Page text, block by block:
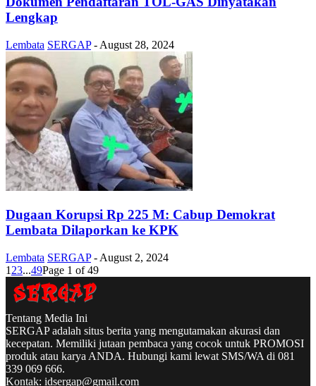
Lengkap
Lembata SERGAP - August 28, 2024
Dugaan Korupsi Rp 225 M: Cabup Demokrat
Lembata Dilaporkan ke KPK
Lembata SERGAP - August 2, 2024
1 23...49Page 1 of 49
Tentang Media Ini
SERGAP adalah situs berita yang mengutamakan akurasi dan
kecepatan. Memiliki jutaan pembaca yang cocok untuk PROMOSI
produk atau karya ANDA. Hubungi kami lewat SMS/WA di 081
339 069 666.
Kontak: idsergap@gmail.com